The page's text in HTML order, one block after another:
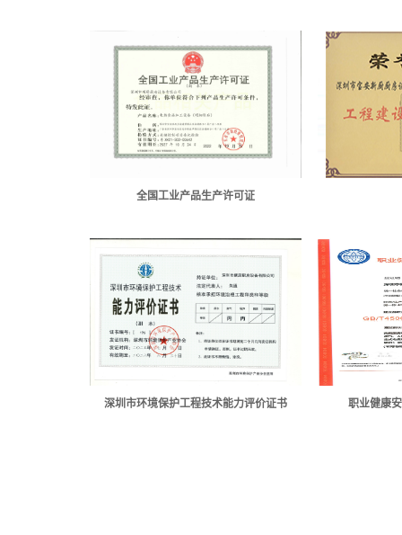
全国工业产品生产许可证
深圳市环境保护工程技术能力评价证书 职业健康